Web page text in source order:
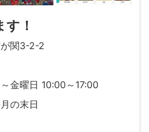
！
関3-2-2
金曜日 10:00～17:00
の末日